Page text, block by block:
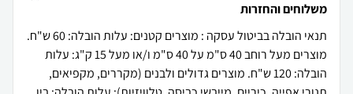
משלוחים והחזרות
תנאי הובלה בביטול עסקה : מוצרים קטנים: עלות הובלה: 60 ש"ח.
מוצרים מעל רוחב 40 ס"מ על 40 ס"מ ו/או מעל 15 ק"ג: עלות
הובלה: 120 ש"ח. מוצרים גדולים ולבנים (מקררים, מקפיאים,